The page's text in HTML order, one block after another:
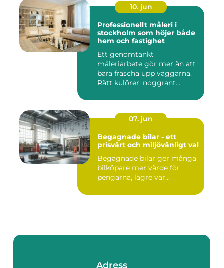
10. jun
Professionellt måleri i
stockholm som höjer både
hem och fastighet
Ett genomtänkt
måleriarbete gör mer än att
bara fräscha upp väggarna.
Rätt kulörer, noggrant
07. jun
Begagnade bilar - ett
prisvärt och miljövänligt val
Begagnade bilar ger många
bilköpare mer värde för
pengarna, lägre vär...
Adress